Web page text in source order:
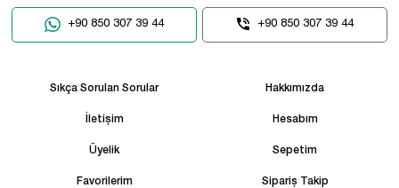
+90 850 307 39 44 +90 850 307 39 44
Sıkça Sorulan Sorular Hakkımızda
İletişim Hesabım
Üyelik Sepetim
Favorilerim Sipariş Takip